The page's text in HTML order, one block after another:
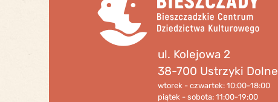
ul. Kolejowa 2
38-700 Ustrzyki Dolne
wtorek - czwartek: 10:00-18:00
piątek - sobota: 11:00-19:00